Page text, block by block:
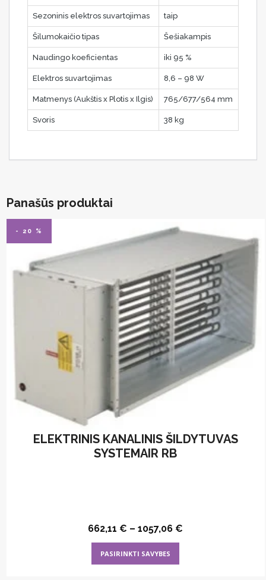
Sezoninis elektros suvartojimas taip
Šilumokaičio tipas Šešiakampis
Naudingo koeficientas iki 95 %
Elektros suvartojimas 8,6 – 98 W
Matmenys (Aukštis x Plotis x Ilgis) 765/677/564 mm
Svoris 38 kg
Panašūs produktai
- 20 %
ELEKTRINIS KANALINIS ŠILDYTUVAS
SYSTEMAIR RB
662,11 € –1057,06 €
PASIRINKTI SAVYBES
product